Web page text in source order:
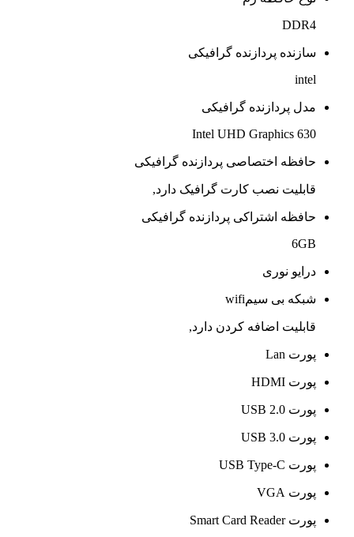
DDR4
سازنده پردازنده گرافیکی
intel
مدل پردازنده گرافیکی
Intel UHD Graphics 630
حافظه اختصاصی پردازنده گرافیکی
قابلیت نصب کارت گرافیک دارد,
حافظه اشتراکی پردازنده گرافیکی
6GB
درایو نوری
شبکه بی سیمwifi
قابلیت اضافه کردن دارد,
پورت Lan
پورت HDMI
پورت USB 2.0
پورت USB 3.0
پورت USB Type-C
پورت VGA
پورت Smart Card Reader